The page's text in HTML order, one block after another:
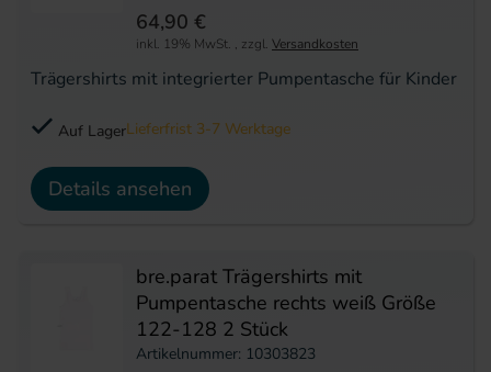
Trägershirts mit integrierter Pumpentasche für Kinder
64,90 €
inkl. 19% MwSt. , zzgl. Versandkosten
Auf LagerLieferfrist 3-7 Werktage
Details ansehen
bre.parat Trägershirts mit
Pumpentasche rechts weiß Größe
122-128 2 Stück
Artikelnummer: 10303823